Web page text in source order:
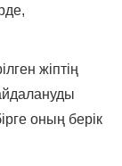
жіптің
оның берік